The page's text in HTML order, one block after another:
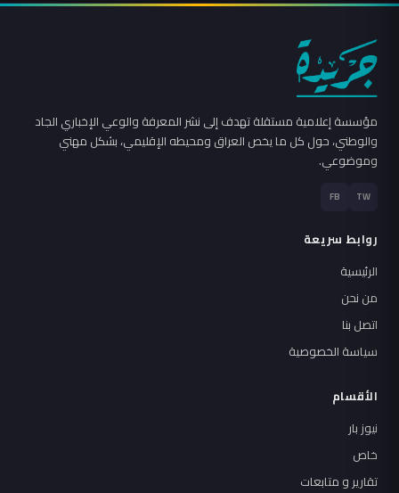
مؤسسة إعلامية مستقلة تهدف إلى نشر المعرفة والوعي الإخباري الجاد
والوطني، حول كل ما يخص العراق ومحيطه الإقليمي، بشكل مهني
وموضوعي.
TW
FB
روابط سريعة
الرئيسية
من نحن
اتصل بنا
سياسة الخصوصية
الأقسام
نيوز بار
خاص
تقارير و متابعات